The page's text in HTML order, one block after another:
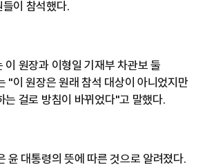
이 참석했다.
이 원장과 이형일 기재부 차관보 둘
"이 원장은 원래 참석 대상이 아니었지만
는 걸로 방침이 바뀌었다"고 말했다.
윤 대통령의 뜻에 따른 것으로 알려졌다.